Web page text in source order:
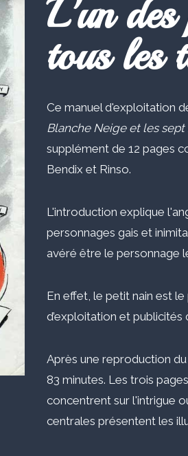
L'un
tous les
Ce manuel d'exploitation
Blanche Neige et les sept
supplément de 12 pages
Bendix et Rinso.
L'introduction explique
personnages gais et
avéré être le personnage
En effet, le petit nain est
d’exploitation et
Après une reproduction
83 minutes. Les trois
concentrent sur l'intrigue
centrales présentent les